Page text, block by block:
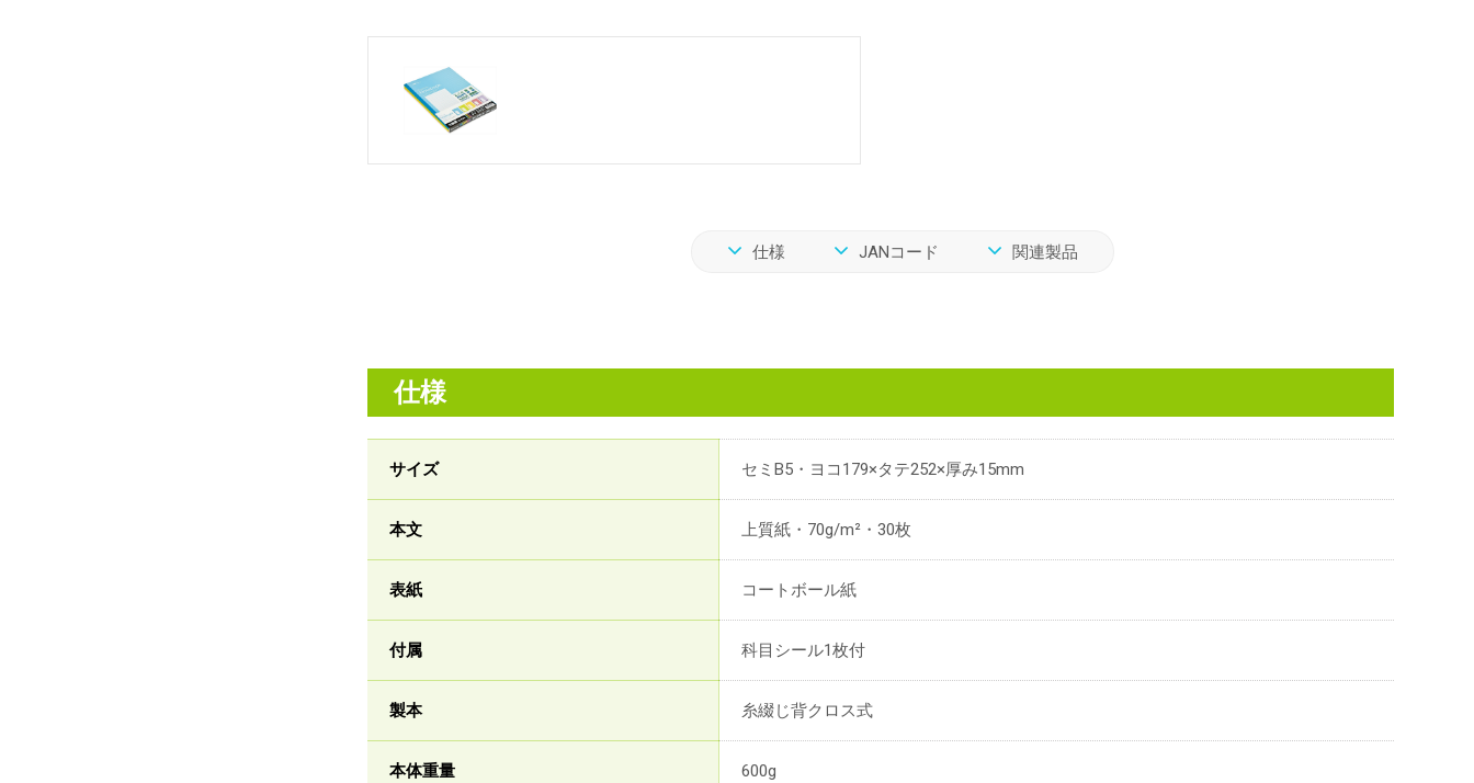
仕様 JANコード 関連製品
仕様
サイズ セミB5・ヨコ179×タテ252×厚み15mm
本文 上質紙・70g/m²・30枚
表紙 コートボール紙
付属 科目シール1枚付
製本 糸綴じ背クロス式
本体重量 600g